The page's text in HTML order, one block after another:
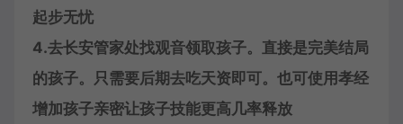
起步无忧
4.去长安管家处找观音领取孩子。直接是完美结局
的孩子。只需要后期去吃天资即可。也可使用孝经
增加孩子亲密让孩子技能更高几率释放